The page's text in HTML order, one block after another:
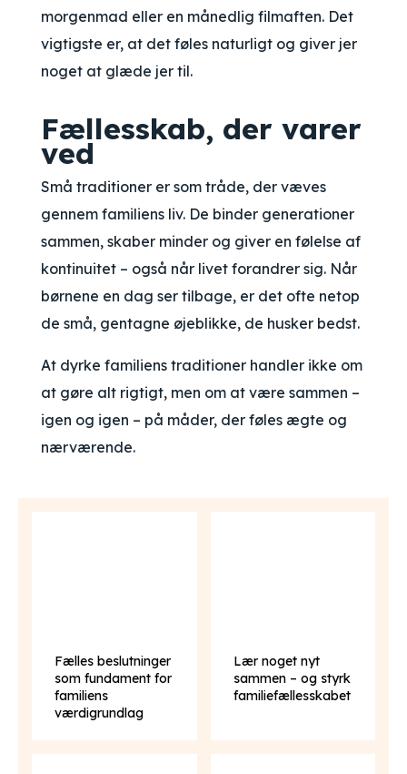
morgenmad eller en månedlig filmaften. Det
vigtigste er, at det føles naturligt og giver jer
noget at glæde jer til.
Fællesskab, der varer
ved
Små traditioner er som tråde, der væves
gennem familiens liv. De binder generationer
sammen, skaber minder og giver en følelse af
kontinuitet – også når livet forandrer sig. Når
børnene en dag ser tilbage, er det ofte netop
de små, gentagne øjeblikke, de husker bedst.
At dyrke familiens traditioner handler ikke om
at gøre alt rigtigt, men om at være sammen –
igen og igen – på måder, der føles ægte og
nærværende.
Fælles beslutninger
som fundament for
familiens
værdigrundlag
Lær noget nyt
sammen – og styrk
familiefællesskabet